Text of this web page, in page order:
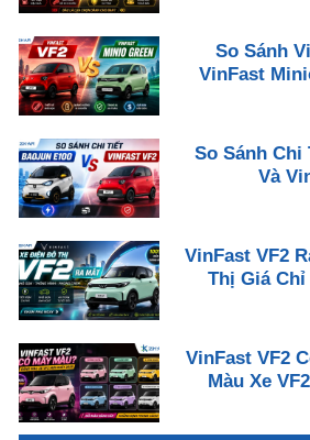
So Sánh
VinFast
So Sánh Chi
Và
VinFast VF2
Thị Giá
VinFast VF2
Màu Xe